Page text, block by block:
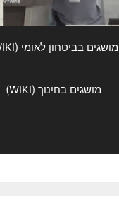
מושגים בביטחון לאומי (WIKI)
מושגים בחינוך (WIKI)